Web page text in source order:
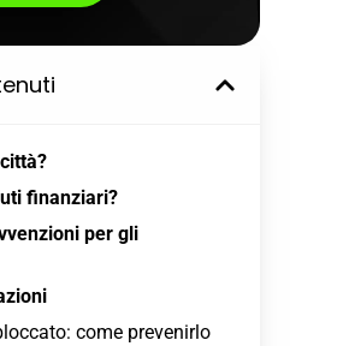
finanziari?
per gli
come prevenirlo